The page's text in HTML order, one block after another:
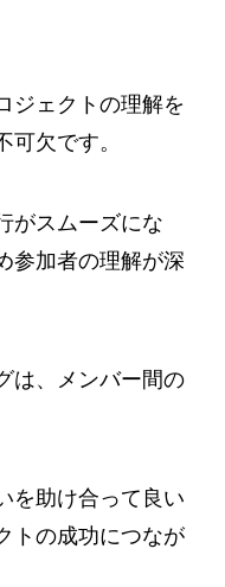
ジェクトの理解を
欠です。
がスムーズにな
参加者の理解が深
は、メンバー間の
を助け合って良い
トの成功につなが